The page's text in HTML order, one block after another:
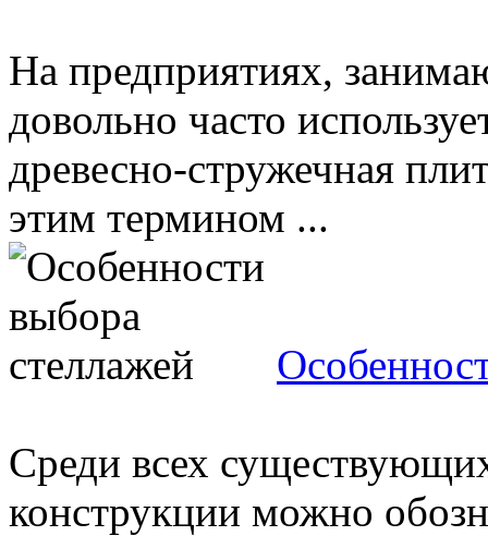
На предприятиях,
довольно часто
древесно-стружечная
этим термином ...
Среди всех
конструкции можно